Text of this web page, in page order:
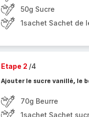
50g Sucre
1sachet Sachet de
Etape 2 /4
Ajouter le sucre vanillé, le
70g Beurre
1sachet Sachet